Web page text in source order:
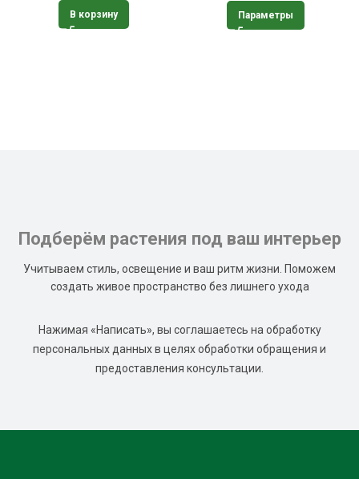
В корзину Параметры
Подберём растения под ваш интерьер
Учитываем стиль, освещение и ваш ритм жизни. Поможем
создать живое пространство без лишнего ухода
Нажимая «Написать», вы соглашаетесь на обработку
персональных данных в целях обработки обращения и
предоставления консультации.